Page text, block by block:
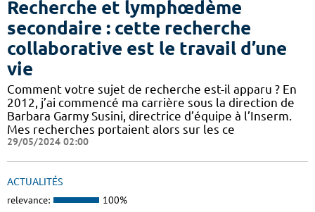
Recherche et lymphœdème
secondaire : cette recherche
collaborative est le travail d’une
vie
Comment votre sujet de recherche est-il apparu ? En
2012, j’ai commencé ma carrière sous la direction de
Barbara Garmy Susini, directrice d’équipe à l’Inserm.
Mes recherches portaient alors sur les ce
29/05/2024 02:00
ACTUALITÉS
relevance: 100%